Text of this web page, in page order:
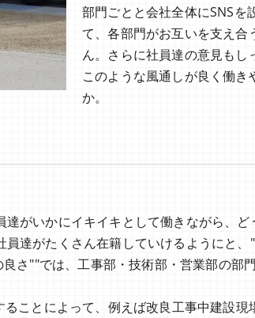
部門ごとと会社全体にSNS
て、各部門がお互いを支え
ん。さらに社員達の意見もし
このような風通しが良く働
か。
がいかにイキイキとして働きながら、
達がたくさん在籍していけるようにと
さ""では、工事部・技術部・営業部の部
ことによって、例えば改良工事中建設